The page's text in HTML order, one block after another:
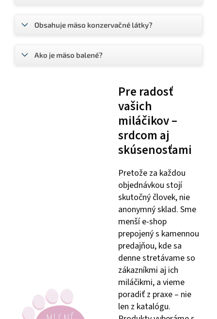
Obsahuje mäso konzervačné látky?
Ako je mäso balené?
Pre radosť
vašich
miláčikov –
srdcom aj
skúsenosťami
Pretože za každou
objednávkou stojí
skutočný človek, nie
anonymný sklad. Sme
menší e-shop
prepojený s kamennou
predajňou, kde sa
denne stretávame so
zákazníkmi aj ich
miláčikmi, a vieme
poradiť z praxe – nie
len z katalógu.